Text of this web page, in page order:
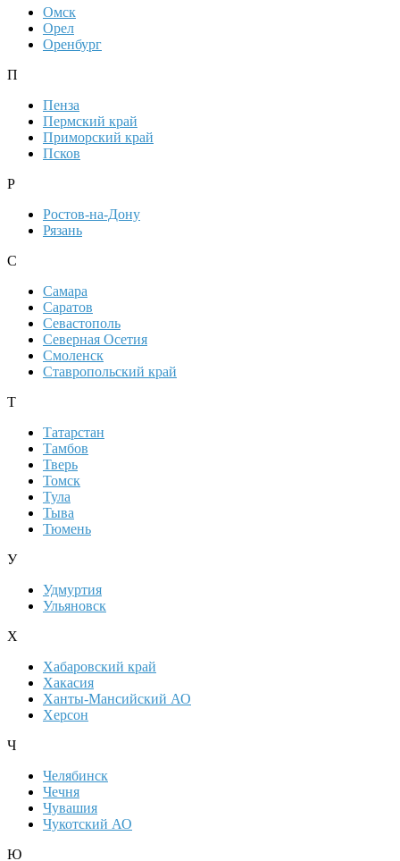
Омск
Орел
Оренбург
П
Пенза
Пермский край
Приморский край
Псков
Р
Ростов-на-Дону
Рязань
С
Самара
Саратов
Севастополь
Северная Осетия
Смоленск
Ставропольский край
Т
Татарстан
Тамбов
Тверь
Томск
Тула
Тыва
Тюмень
У
Удмуртия
Ульяновск
Х
Хабаровский край
Хакасия
Ханты-Мансийский АО
Херсон
Ч
Челябинск
Чечня
Чувашия
Чукотский АО
Ю